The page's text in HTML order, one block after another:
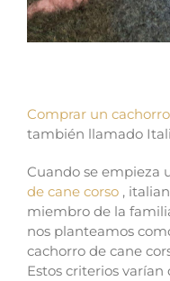
Comprar un cachorro
también llamado
Cuando se empieza
de cane corso ,
miembro de la
nos planteamos
cachorro de cane
Estos criterios varían